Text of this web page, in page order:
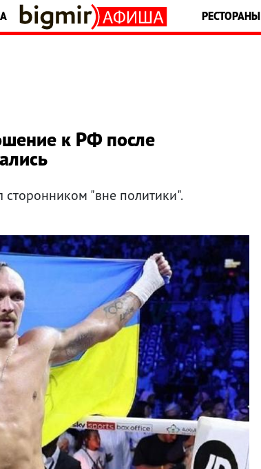
РЕСТОРАНЫ
к РФ после
"вне политики".